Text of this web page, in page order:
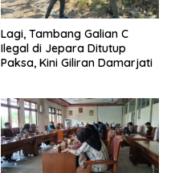
Lagi, Tambang Galian C
Ilegal di Jepara Ditutup
Paksa, Kini Giliran Damarjati